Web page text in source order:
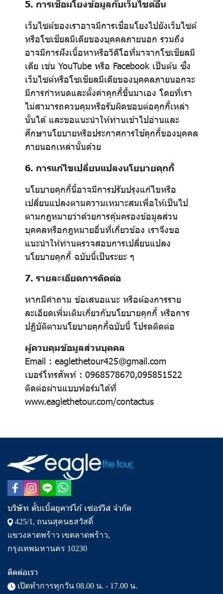
5. การเชื่อมโยงข้อมูลกับเว็บไซต์อื่น
เว็บไซต์ของเราอาจมีการเชื่อมโยงไปยังเว็บไซต์
หรือโซเชียลมีเดียของบุคคลภายนอก รวมถึง
อาจมีการฝังเนื้อหาหรือวีดีโอที่มาจากโซเชียลมี
เดีย เช่น YouTube หรือ Facebook เป็นต้น ซึ่ง
เว็บไซต์หรือโซเชียลมีเดียของบุคคลภายนอกจะ
มีการกำหนดและตั้งค่าคุกกี้ขึ้นมาเอง โดยที่เรา
ไม่สามารถควบคุมหรือรับผิดชอบต่อคุกกี้เหล่า
นั้นได้ และขอแนะนำให้ท่านเข้าไปอ่านและ
ศึกษานโยบายหรือประกาศการใช้คุกกี้ของบุคคล
ภายนอกเหล่านั้นด้วย
6. การแก้ไขเปลี่ยนแปลงนโยบายคุกกี้
นโยบายคุกกี้นี้อาจมีการปรับปรุงแก้ไขหรือ
เปลี่ยนแปลงตามความเหมาะสมเพื่อให้เป็นไป
ตามกฎหมายว่าด้วยการคุ้มครองข้อมูลส่วน
บุคคลหรือกฎหมายอื่นที่เกี่ยวข้อง เราจึงขอ
แนะนำให้ท่านตรวจสอบการเปลี่ยนแปลง
นโยบายคุกกี้ ฉบับนี้เป็นระยะ ๆ
7. รายละเอียดการติดต่อ
หากมีคำถาม ข้อเสนอแนะ หรือต้องการราย
ละเอียดเพิ่มเติมเกี่ยวกับนโยบายคุกกี้ หรือการ
ปฏิบัติตามนโยบายคุกกี้ฉบับนี้ โปรดติดต่อ
ผู้ควบคุมข้อมูลส่วนบุคคล
Email : eaglethetour425@gmail.com
เบอร์โทรศัพท์ : 0968578670,095851522
ติดต่อผ่านแบบฟอร์มได้ที่
www.eaglethetour.com/contactus
บริษัท ดั้บเบิ้ลยูคาร์โก้ เซอร์วิส จำกัด
425/1, ถนนสุคนธสวัสดิ์
แขวงลาดพร้าว เขตลาดพร้าว,
กรุงเทพมหานคร 10230
ติดต่อเรา
เปิดทำการทุกวัน 08.00 น. - 17.00 น.